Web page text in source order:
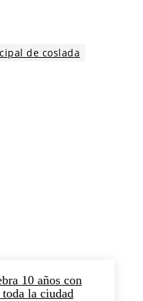
de coslada
10 años con
la ciudad